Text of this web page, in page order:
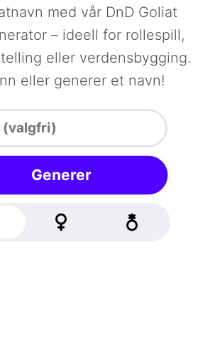
med vår DnD Goliat
– ideell for rollespill,
eller verdensbygging.
eller generer et navn!
Generer